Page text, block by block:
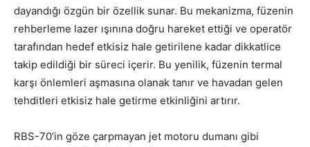
dayandığı özgün bir özellik sunar. Bu mekanizma, füzenin
rehberleme lazer ışınına doğru hareket ettiği ve operatör
tarafından hedef etkisiz hale getirilene kadar dikkatlice
takip edildiği bir süreci içerir. Bu yenilik, füzenin termal
karşı önlemleri aşmasına olanak tanır ve havadan gelen
tehditleri etkisiz hale getirme etkinliğini artırır.
RBS-70’in göze çarpmayan jet motoru dumanı gibi